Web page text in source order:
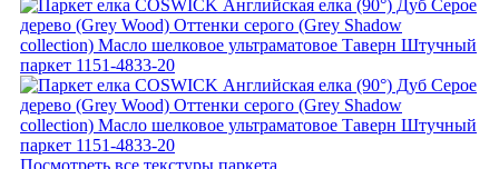
Посмотреть все текстуры паркета